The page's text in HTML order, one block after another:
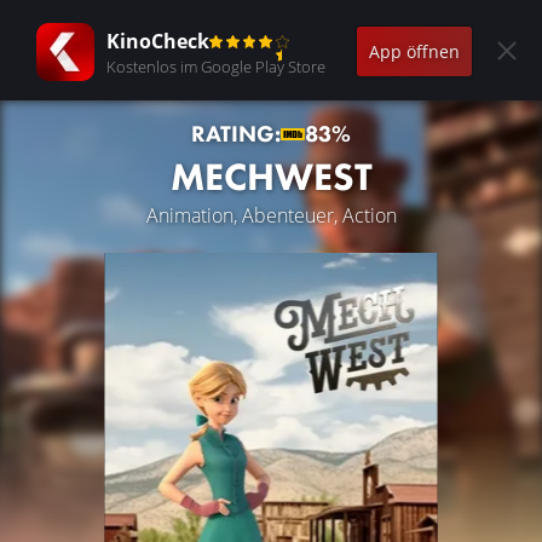
KinoCheck
Kostenlos im Google Play Store
App öffnen
RATING: 83%
MECHWEST
Animation, Abenteuer, Action